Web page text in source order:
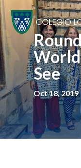
See
Oct 18, 2019